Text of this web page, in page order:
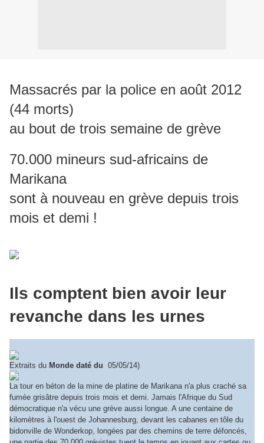
Massacrés par la police en août 2012
(44 morts)
au bout de trois semaine de grève
70.000 mineurs sud-africains de
Marikana
sont à nouveau en grève depuis trois
mois et demi !
Ils comptent bien avoir leur
revanche dans les urnes
Extraits du Monde daté du 05/05/14)
La tour en béton de la mine de platine de Marikana n'a plus craché sa
fumée grisâtre depuis trois mois et demi. Jamais l'Afrique du Sud
démocratique n'a vécu une grève aussi longue. A une centaine de
kilomètres à l'ouest de Johannesburg, devant les cabanes en tôle du
bidonville de Wonderkop, longées par des chemins de terre défoncés,